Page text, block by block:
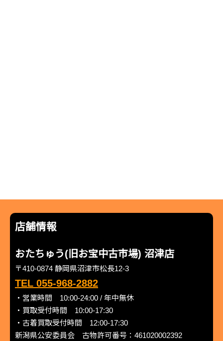
店舗情報
おたちゅう(旧お宝中古市場) 沼津店
〒410-0874 静岡県沼津市松長12-3
TEL 055-968-2882
・営業時間 10:00-24:00 / 年中無休
・買取受付時間 10:00-17:30
・古着買取受付時間 12:00-17:30
新潟県公安委員会 古物許可番号：461020002392